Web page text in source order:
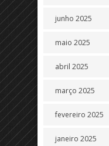
junho 2025
maio 2025
abril 2025
março 2025
fevereiro 2025
janeiro 2025